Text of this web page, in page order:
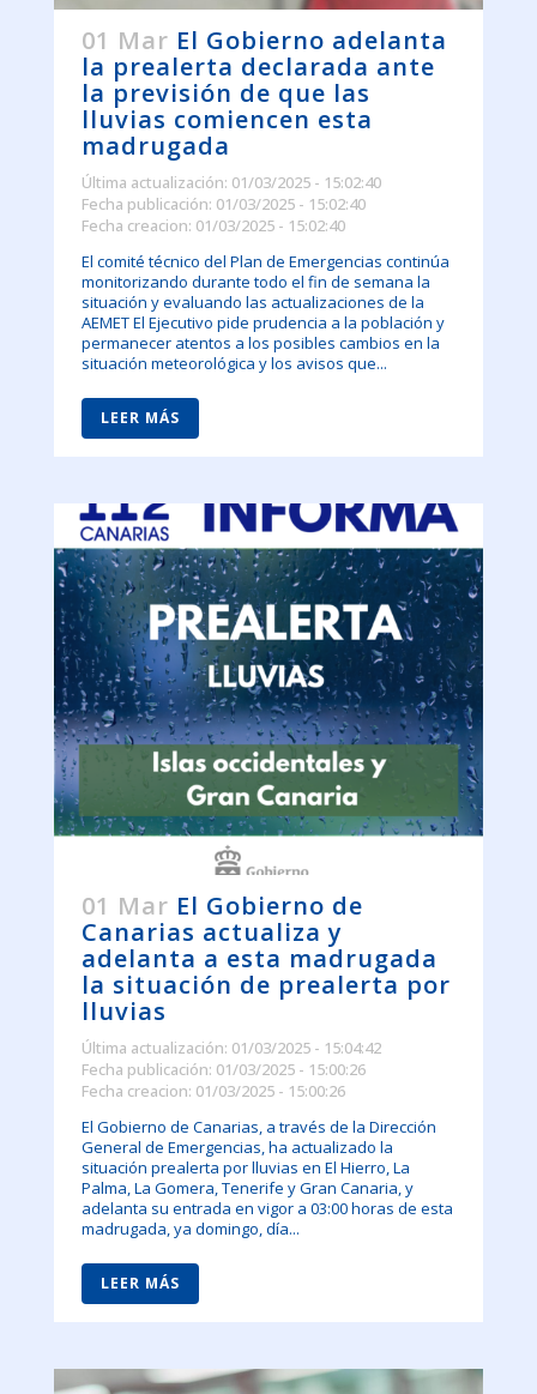
01 Mar El Gobierno adelanta
la prealerta declarada ante
la previsión de que las
lluvias comiencen esta
madrugada
Última actualización: 01/03/2025 - 15:02:40
Fecha publicación: 01/03/2025 - 15:02:40
Fecha creacion: 01/03/2025 - 15:02:40
El comité técnico del Plan de Emergencias continúa
monitorizando durante todo el fin de semana la
situación y evaluando las actualizaciones de la
AEMET El Ejecutivo pide prudencia a la población y
permanecer atentos a los posibles cambios en la
situación meteorológica y los avisos que...
LEER MÁS
01 Mar El Gobierno de
Canarias actualiza y
adelanta a esta madrugada
la situación de prealerta por
lluvias
Última actualización: 01/03/2025 - 15:04:42
Fecha publicación: 01/03/2025 - 15:00:26
Fecha creacion: 01/03/2025 - 15:00:26
El Gobierno de Canarias, a través de la Dirección
General de Emergencias, ha actualizado la
situación prealerta por lluvias en El Hierro, La
Palma, La Gomera, Tenerife y Gran Canaria, y
adelanta su entrada en vigor a 03:00 horas de esta
madrugada, ya domingo, día...
LEER MÁS